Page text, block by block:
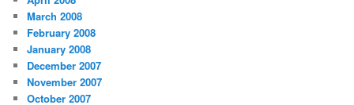
March 2008
February 2008
January 2008
December 2007
November 2007
October 2007